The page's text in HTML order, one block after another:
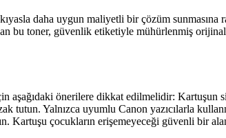
daha uygun maliyetli bir çözüm sunmasına
bu toner, güvenlik etiketiyle mühürlenmiş
aşağıdaki önerilere dikkat edilmelidir:
tutun. Yalnızca uyumlu Canon yazıcılarla
Kartuşu çocukların erişemeyeceği güvenli bir